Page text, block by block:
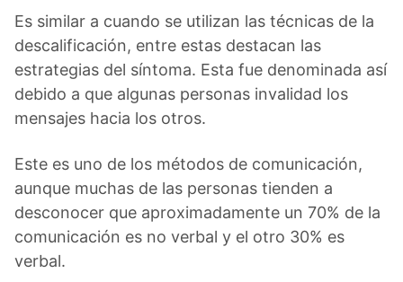
Es similar a cuando se utilizan las técnicas de la
descalificación, entre estas destacan las
estrategias del síntoma. Esta fue denominada así
debido a que algunas personas invalidad los
mensajes hacia los otros.
Este es uno de los métodos de comunicación,
aunque muchas de las personas tienden a
desconocer que aproximadamente un 70% de la
comunicación es no verbal y el otro 30% es
verbal.